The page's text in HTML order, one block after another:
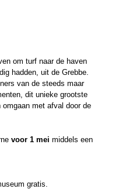
om turf naar de haven
hadden, uit de Grebbe.
van de steeds maar
dit unieke grootste
met afval door de
voor 1 mei middels een
gratis.